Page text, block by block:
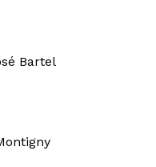
Bartel